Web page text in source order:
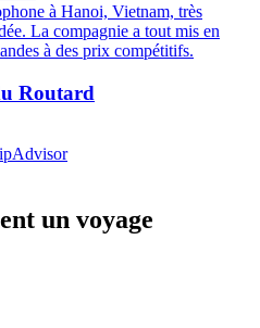
à Hanoi, Vietnam, très
La compagnie a tout mis en
à des prix compétitifs.
Routard
un voyage